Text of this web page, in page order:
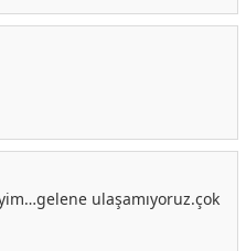
ulaşamıyoruz.çok